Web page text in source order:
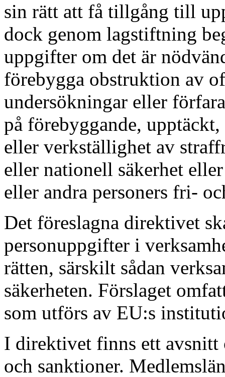
sin rätt att få tillgång till
dock genom lagstiftning
uppgifter om det är
förebygga obstruktion av
undersökningar eller
på förebyggande,
eller verkställighet av
eller nationell säkerhet
eller andra personers fri-
Det föreslagna direktivet
personuppgifter i
rätten, särskilt sådan
säkerheten. Förslaget
som utförs av EU:s
I direktivet finns ett avsnitt
och sanktioner.